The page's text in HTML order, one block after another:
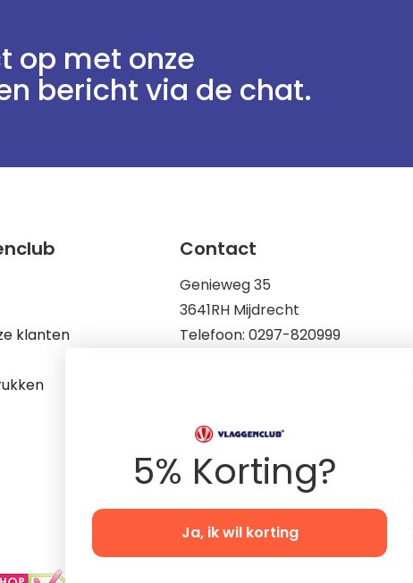
op met onze
bericht via de chat.
klanten
Contact
Genieweg 35
3641RH Mijdrecht
Telefoon: 0297-820999
Op werkdagen zijn wij
9.00 tot 17.00
5% Korting?
Ja, ik wil korting